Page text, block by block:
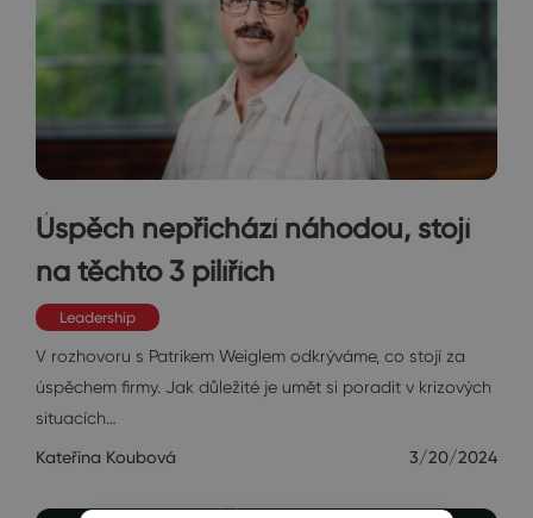
Úspěch nepřichází náhodou, stojí
na těchto 3 pilířích
Leadership
V rozhovoru s Patrikem Weiglem odkrýváme, co stojí za
úspěchem firmy. Jak důležité je umět si poradit v krizových
situacích…
Kateřina Koubová 3/20/2024